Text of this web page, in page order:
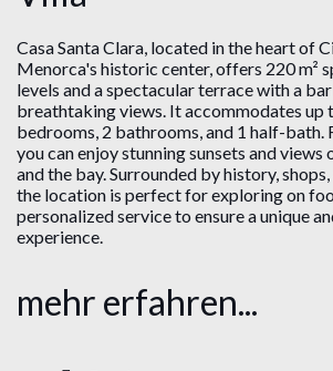
Casa Santa Clara, located in the heart of
Menorca's historic center, offers 220 m²
levels and a spectacular terrace with a
breathtaking views. It accommodates up
bedrooms, 2 bathrooms, and 1 half-bath.
you can enjoy stunning sunsets and views
and the bay. Surrounded by history,
the location is perfect for exploring on
personalized service to ensure a unique
experience.
mehr erfahren...